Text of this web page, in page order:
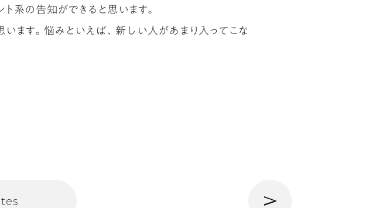
系の告知ができると思います。
ます。悩みといえば、新しい人があまり入ってこな
次